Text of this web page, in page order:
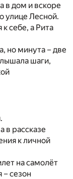
в дом и вскоре
улице Лесной.
себе, а Рита
но минута – две
шаги,
в рассказе
к личной
на самолёт
– сезон